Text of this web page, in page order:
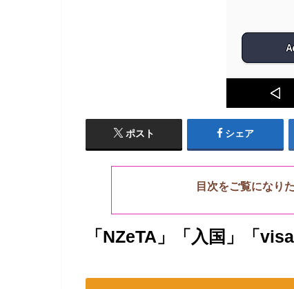
ポスト シェア
目次をご覧になり
「NZeTA」「入国」「